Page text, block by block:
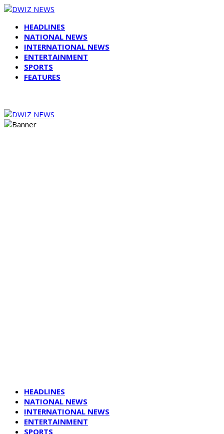
HEADLINES
NATIONAL NEWS
INTERNATIONAL NEWS
ENTERTAINMENT
SPORTS
FEATURES
HEADLINES
NATIONAL NEWS
INTERNATIONAL NEWS
ENTERTAINMENT
SPORTS